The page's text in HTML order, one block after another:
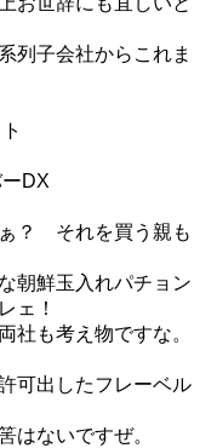
列子会社からこれま
DX
？ それを買う親も
朝鮮玉入れパチョン
ェ！
社も考え物ですな。
可出したフレーベル
はないですぜ。